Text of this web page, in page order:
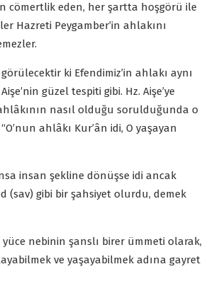
cömertlik eden, her şartta hoşgörü ile
Hazreti Peygamber’in ahlakını
görülecektir ki Efendimiz’in ahlakı aynı
güzel tespiti gibi. Hz. Aişe’ye
nasıl olduğu sorulduğunda o
ahlâkı Kur’ân idi, O yaşayan
insan şekline dönüşse idi ancak
(sav) gibi bir şahsiyet olurdu, demek
yüce nebinin şanslı birer ümmeti olarak,
ve yaşayabilmek adına gayret